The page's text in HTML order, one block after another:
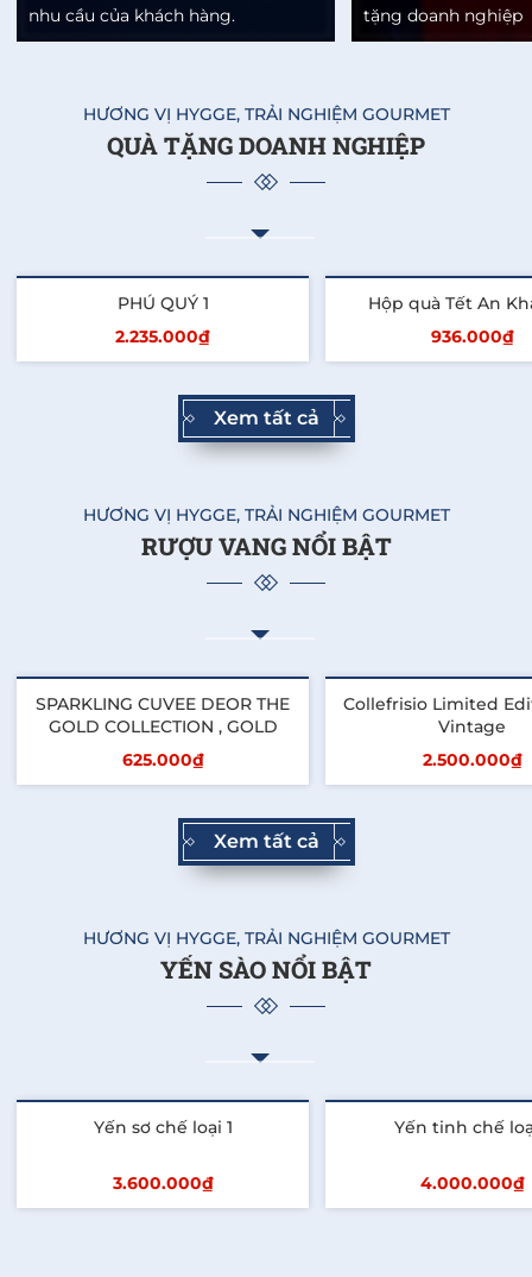
nhu cầu của khách hàng.
tặng doanh nghiệp
HƯƠNG VỊ HYGGE, TRẢI NGHIỆM GOURMET
QUÀ TẶNG DOANH NGHIỆP
PHÚ QUÝ 1
2.235.000₫
Hộp quà Tết An
936.000₫
Xem tất cả
HƯƠNG VỊ HYGGE, TRẢI NGHIỆM GOURMET
RƯỢU VANG NỔI BẬT
SPARKLING CUVEE DEOR THE
GOLD COLLECTION , GOLD
625.000₫
Collefrisio Limited
Vintage
2.500.000₫
Xem tất cả
HƯƠNG VỊ HYGGE, TRẢI NGHIỆM GOURMET
YẾN SÀO NỔI BẬT
Yến sơ chế loại 1
3.600.000₫
Yến tinh chế
4.000.000₫